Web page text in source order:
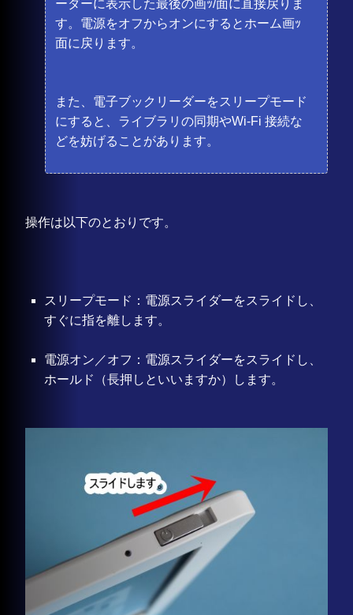
ーダーに表示した最後の画ｯ/面に直接戻りま
す。電源をオフからオンにするとホーム画ｯ
面に戻ります。
また、電子ブックリーダーをスリープモード
にすると、ライブラリの同期やWi-Fi 接続な
どを妨げることがあります。
操作は以下のとおりです。
スリープモード：電源スライダーをスライドし、
すぐに指を離します。
電源オン／オフ：電源スライダーをスライドし、
ホールド（長押しといいますか）します。